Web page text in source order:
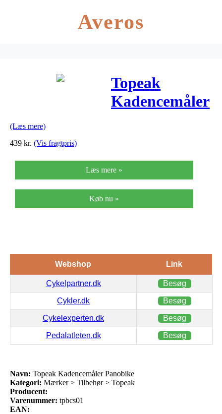
Averos
Topeak
Kadencemåler
(Læs mere)
439 kr. (Vis fragtpris)
Læs mere »
Køb nu »
Webshop Link
Cykelpartner.dk Besøg
Cykler.dk Besøg
Cykelexperten.dk Besøg
Pedalatleten.dk Besøg
Navn: Topeak Kadencemåler Panobike
Kategori: Mærker > Tilbehør > Topeak
Producent:
Varenummer: tpbcs01
EAN: